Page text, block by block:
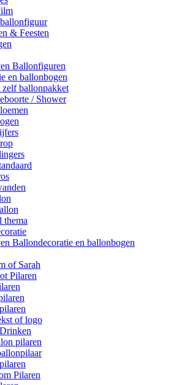
& Feesten
Ballonfiguren
en ballonbogen
zelf ballonpakket
/ Shower
thema
Ballondecoratie en ballonbogen
of Sarah
Pilaren
of logo
pilaren
Pilaren